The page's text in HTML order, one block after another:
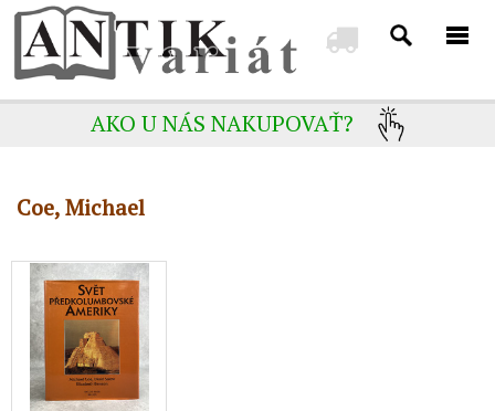
AKO U NÁS NAKUPOVAŤ?
Coe, Michael